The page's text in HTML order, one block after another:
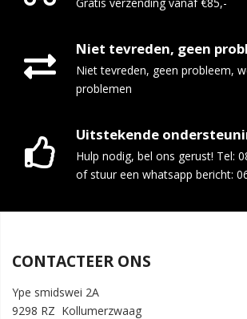
Niet tevreden, geen
Niet tevreden, geen probleem,
problemen
Uitstekende
Hulp nodig, bel ons gerust! Tel:
of stuur een whatsapp bericht:
CONTACTEER ONS
Ype smidswei 2A
9298 RZ Kollumerzwaag